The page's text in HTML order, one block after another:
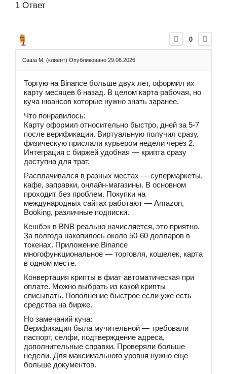
1 Ответ
0
Саша М. (клиент) Опубликовано 29.06.2026
Торгую на Binance больше двух лет, оформил их
карту месяцев 6 назад. В целом карта рабочая, но
куча нюансов которые нужно знать заранее.
Что понравилось:
Карту оформил относительно быстро, дней за 5-7
после верификации. Виртуальную получил сразу,
физическую прислали курьером недели через 2.
Интеграция с биржей удобная — крипта сразу
доступна для трат.
Расплачивался в разных местах — супермаркеты,
кафе, заправки, онлайн-магазины. В основном
проходит без проблем. Покупки на
международных сайтах работают — Amazon,
Booking, различные подписки.
Кешбэк в BNB реально начисляется, это приятно.
За полгода накопилось около 50-60 долларов в
токенах. Приложение Binance
многофункциональное — торговля, кошелек, карта
в одном месте.
Конвертация крипты в фиат автоматическая при
оплате. Можно выбрать из какой крипты
списывать. Пополнение быстрое если уже есть
средства на бирже.
Но замечаний куча:
Верификация была мучительной — требовали
паспорт, селфи, подтверждение адреса,
дополнительные справки. Проверяли больше
недели. Для максимального уровня нужно еще
больше документов.